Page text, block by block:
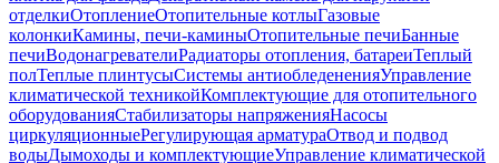
отделкиОтоплениеОтопительные котлыГазовые
колонкиКамины, печи-каминыОтопительные печиБанные
печиВодонагревателиРадиаторы отопления, батареиТеплый
полТеплые плинтусыСистемы антиобледененияУправление
климатической техникойКомплектующие для отопительного
оборудованияСтабилизаторы напряженияНасосы
циркуляционныеРегулирующая арматураОтвод и подвод
водыДымоходы и комплектующиеУправление климатической